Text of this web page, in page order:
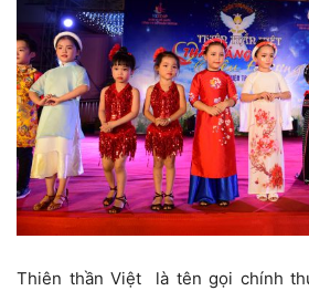
Thiên thần Việt là tên gọi chính